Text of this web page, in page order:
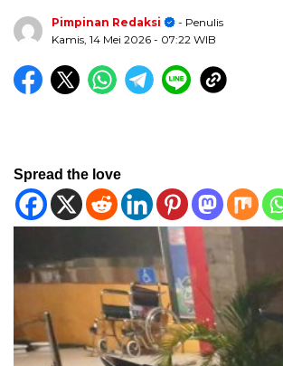
Pimpinan Redaksi
- Penulis
Kamis, 14 Mei 2026 - 07:22 WIB
Spread the love